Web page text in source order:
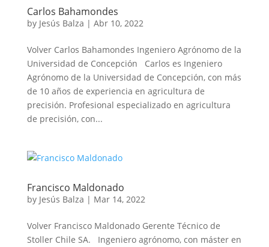
Carlos Bahamondes
by Jesús Balza | Abr 10, 2022
Volver Carlos Bahamondes Ingeniero Agrónomo de la
Universidad de Concepción Carlos es Ingeniero
Agrónomo de la Universidad de Concepción, con más
de 10 años de experiencia en agricultura de
precisión. Profesional especializado en agricultura
de precisión, con...
Francisco Maldonado
by Jesús Balza | Mar 14, 2022
Volver Francisco Maldonado Gerente Técnico de
Stoller Chile SA. Ingeniero agrónomo, con máster en